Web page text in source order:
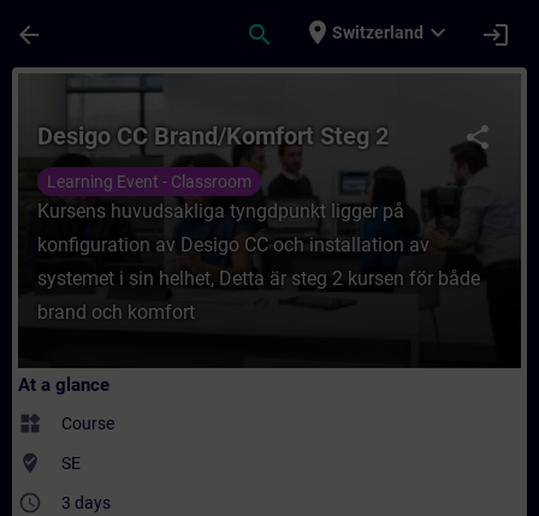
arrow_back search place Switzerland expand_more login
Course - Desigo CC Brand/Komfort
share
Desigo CC Brand/Komfort Steg 2
Learning Event - Classroom
Kursens huvudsakliga tyngdpunkt ligger på
konfiguration av Desigo CC och installation av
systemet i sin helhet, Detta är steg 2 kursen för både
brand och komfort
At a glance
widgets Course
where_to_vote SE
access_time 3 days